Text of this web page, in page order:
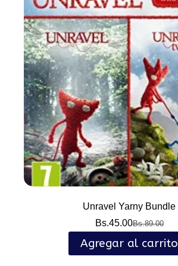
Unravel Yarny Bundle
Bs.89.00
El
precio
original
Bs.45.00El
precio
actual
Agregar al carrito